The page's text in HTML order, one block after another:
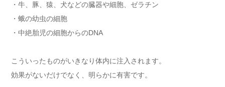
・牛、豚、猿、犬などの臓器や細胞、ゼラチン
・蛾の幼虫の細胞
・中絶胎児の細胞からのDNA
こういったものがいきなり体内に注入されます。
効果がないだけでなく、明らかに有害です。